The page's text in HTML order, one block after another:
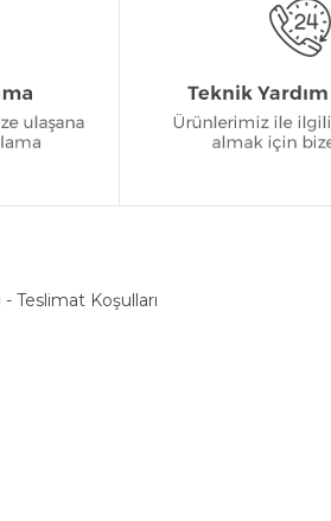
- Teslimat Koşulları